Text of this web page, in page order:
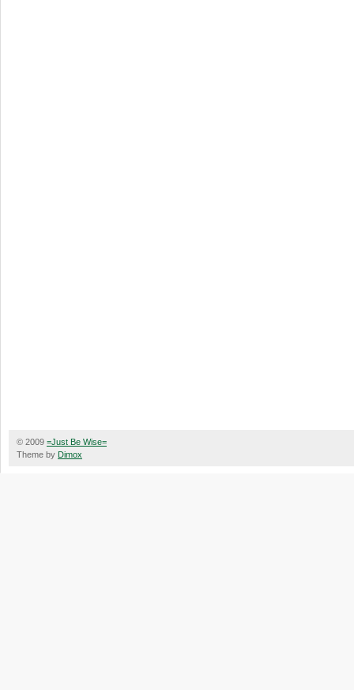
© 2009 =Just Be Wise=
Theme by Dimox